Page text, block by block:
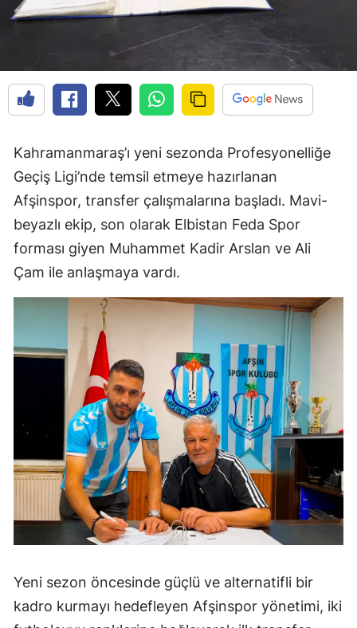
Kahramanmaraş’ı yeni sezonda Profesyonelliğe
Geçiş Ligi’nde temsil etmeye hazırlanan
Afşinspor, transfer çalışmalarına başladı. Mavi-
beyazlı ekip, son olarak Elbistan Feda Spor
forması giyen Muhammet Kadir Arslan ve Ali
Çam ile anlaşmaya vardı.
Yeni sezon öncesinde güçlü ve alternatifli bir
kadro kurmayı hedefleyen Afşinspor yönetimi, iki